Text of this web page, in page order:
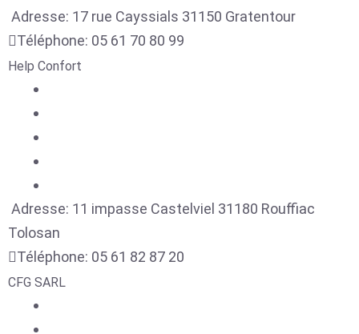
Adresse: 17 rue Cayssials 31150 Gratentour
Téléphone: 05 61 70 80 99
Help Confort
Adresse: 11 impasse Castelviel 31180 Rouffiac
Tolosan
Téléphone: 05 61 82 87 20
CFG SARL